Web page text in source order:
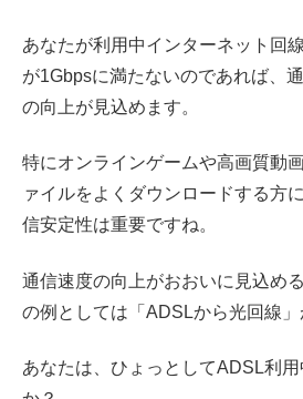
あなたが利用中インターネット回
が1Gbpsに満たないのであれば、
の向上が見込めます。
特にオンラインゲームや高画質動
ァイルをよくダウンロードする方
信安定性は重要ですね。
通信速度の向上がおおいに見込め
の例としては「ADSLから光回線」
あなたは、ひょっとしてADSL利